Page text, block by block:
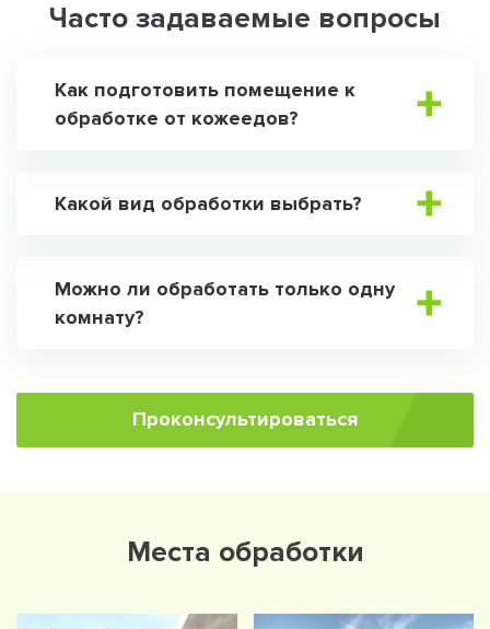
Часто задаваемые вопросы
Как подготовить помещение к
обработке от кожеедов?
Какой вид обработки выбрать?
Можно ли обработать только одну
комнату?
Проконсультироваться
Места обработки